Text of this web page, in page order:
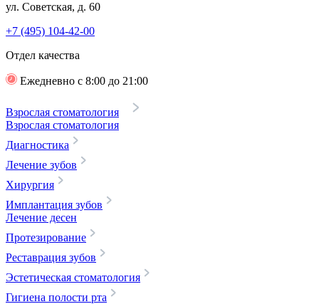
ул. Советская, д. 60
+7 (495) 104-42-00
Отдел качества
Ежедневно с 8:00 до 21:00
Взрослая стоматология
Взрослая стоматология
Диагностика
Лечение зубов
Хирургия
Имплантация зубов
Лечение десен
Протезирование
Реставрация зубов
Эстетическая стоматология
Гигиена полости рта